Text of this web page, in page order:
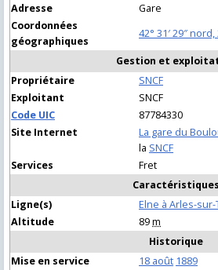
Adresse
Gare
Coordonnées
géographiques
42° 31′ 29″ nord,
Gestion et
Propriétaire
SNCF
Exploitant
SNCF
Code UIC
87784330
Site Internet
La gare du
la SNCF
Services
Fret
Caractéristiques
Ligne(s)
Elne à Arles-sur-
Altitude
89m
Historique
Mise en service
18 août 1889